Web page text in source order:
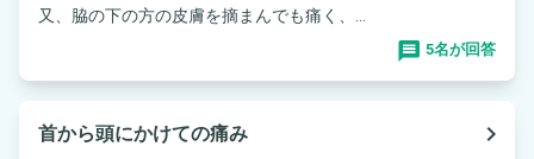
又、脇の下の方の皮膚を摘まんでも痛く、...
5名が回答
首から頭にかけての痛み
navigate_next